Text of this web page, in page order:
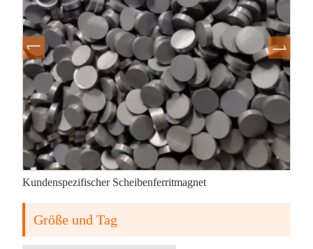
Kundenspezifischer Scheibenferritmagnet
Größe und Tag